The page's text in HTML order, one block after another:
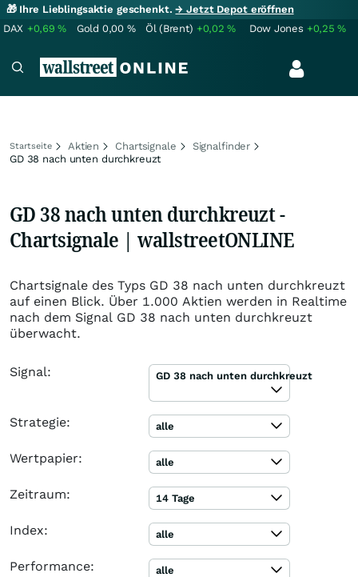
🎁 Ihre Lieblingsaktie geschenkt.→ Jetzt Depot eröffnen
DAX +0,69% Gold 0,00 % Öl (Brent) +0,02% Dow Jones +0,25%
Startseite Aktien Chartsignale
Signalfinder
GD 38 nach unten durchkreuzt
GD 38 nach unten durchkreuzt -
Chartsignale | wallstreetONLINE
Chartsignale des Typs GD 38 nach unten durchkreuzt
auf einen Blick. Über 1.000 Aktien werden in Realtime
nach dem Signal GD 38 nach unten durchkreuzt
überwacht.
Signal: GD 38 nach unten durchkreuzt
Strategie: alle
Wertpapier: alle
Zeitraum: 14 Tage
Index: alle
Performance: alle